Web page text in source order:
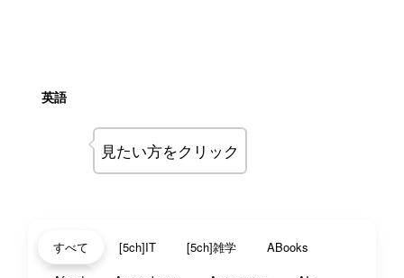
英語
見たい方をクリック
すべて [5ch]IT [5ch]雑学
ABooks